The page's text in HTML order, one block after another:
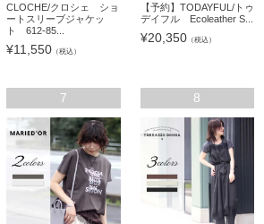
CLOCHE/クロシェ ショ
ートスリーブジャケッ
ト 612-85...
¥11,550 （税込）
【予約】TODAYFUL/トゥ
デイフル Ecoleather S...
¥20,350（税込）
7 8